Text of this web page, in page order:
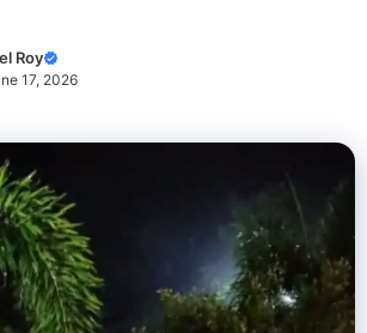
Roy
17, 2026